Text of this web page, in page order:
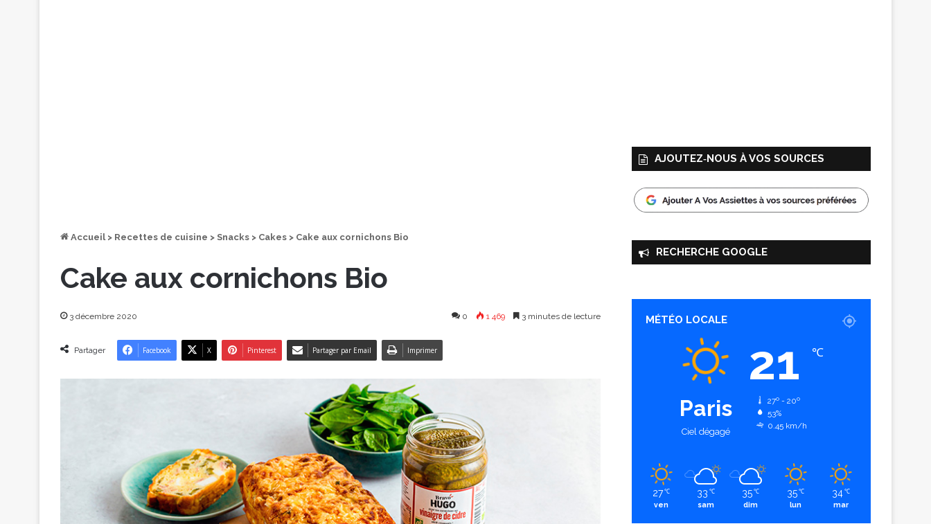
Accueil > Recettes de cuisine > Snacks > Cakes > Cake aux cornichons Bio
Cake aux cornichons Bio
3 décembre 2020 0 1 469 3 minutes de lecture
Partager Facebook X Pinterest Partager par Email Imprimer
AJOUTEZ‑NOUS À VOS SOURCES
RECHERCHE GOOGLE
MÉTÉO LOCALE
Paris
Ciel dégagé
21 ℃
27º - 20º
53%
0.45 km/h
27 ℃
ven
33 ℃
sam
35 ℃
dim
35 ℃
lun
34 ℃
mar